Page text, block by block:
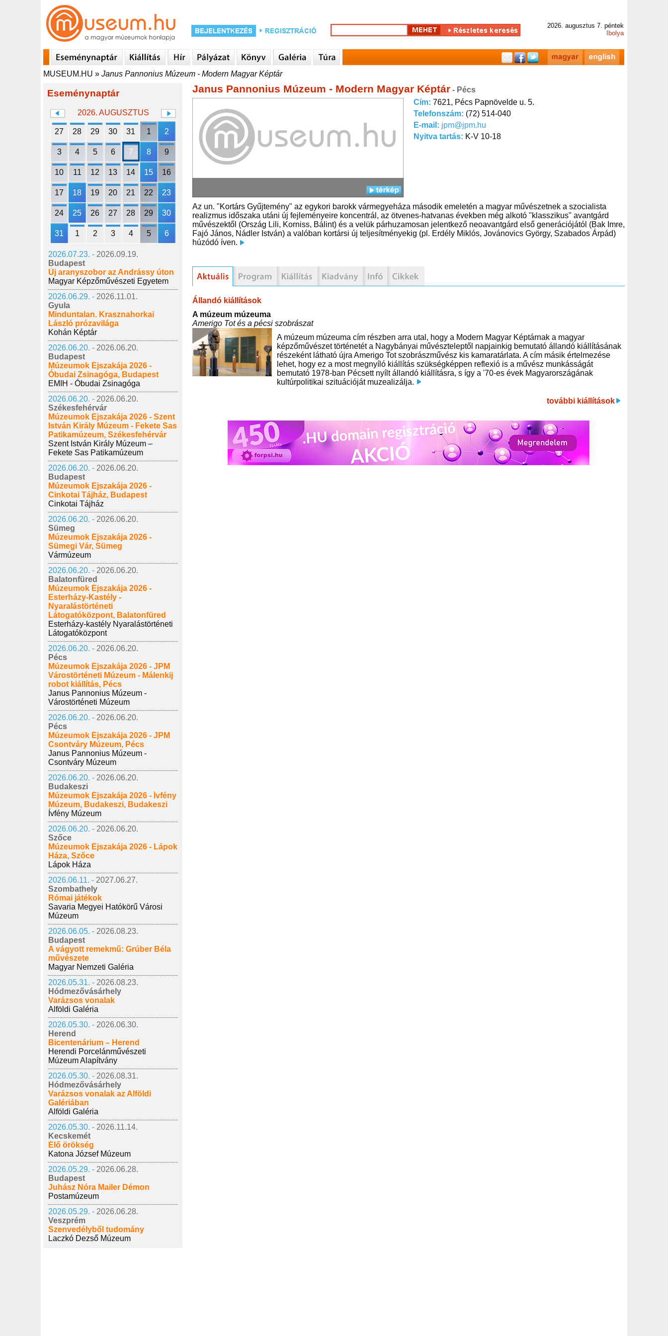
2026. augusztus 7. péntek
Ibolya
MUSEUM.HU » Janus Pannonius Múzeum - Modern Magyar Képtár
Eseménynaptár
2026. AUGUSZTUS
27 28 29 30 31 1 2
3 4 5 6 7 8 9
10 11 12 13 14 15 16
17 18 19 20 21 22 23
24 25 26 27 28 29 30
31 1 2 3 4 5 6
2026.07.23. - 2026.09.19.
Budapest
Új aranyszobor az Andrássy úton
Magyar Képzőművészeti Egyetem
2026.06.29. - 2026.11.01.
Gyula
Minduntalan. Krasznahorkai
László prózavilága
Kohán Képtár
2026.06.20. - 2026.06.20.
Budapest
Múzeumok Éjszakája 2026 -
Óbudai Zsinagóga, Budapest
EMIH - Óbudai Zsinagóga
2026.06.20. - 2026.06.20.
Székesfehérvár
Múzeumok Éjszakája 2026 - Szent
István Király Múzeum - Fekete Sas
Patikamúzeum, Székesfehérvár
Szent István Király Múzeum –
Fekete Sas Patikamúzeum
2026.06.20. - 2026.06.20.
Budapest
Múzeumok Éjszakája 2026 -
Cinkotai Tájház, Budapest
Cinkotai Tájház
2026.06.20. - 2026.06.20.
Sümeg
Múzeumok Éjszakája 2026 -
Sümegi Vár, Sümeg
Vármúzeum
2026.06.20. - 2026.06.20.
Balatonfüred
Múzeumok Éjszakája 2026 -
Esterházy-Kastély -
Nyaralástörténeti
Látogatóközpont, Balatonfüred
Esterházy-kastély Nyaralástörténeti
Látogatóközpont
2026.06.20. - 2026.06.20.
Pécs
Múzeumok Éjszakája 2026 - JPM
Várostörténeti Múzeum - Málenkij
robot kiállítás, Pécs
Janus Pannonius Múzeum -
Várostörténeti Múzeum
2026.06.20. - 2026.06.20.
Pécs
Múzeumok Éjszakája 2026 - JPM
Csontváry Múzeum, Pécs
Janus Pannonius Múzeum -
Csontváry Múzeum
2026.06.20. - 2026.06.20.
Budakeszi
Múzeumok Éjszakája 2026 - Ívfény
Múzeum, Budakeszi, Budakeszi
Ívfény Múzeum
2026.06.20. - 2026.06.20.
Szőce
Múzeumok Éjszakája 2026 - Lápok
Háza, Szőce
Lápok Háza
2026.06.11. - 2027.06.27.
Szombathely
Római játékok
Savaria Megyei Hatókörű Városi
Múzeum
2026.06.05. - 2026.08.23.
Budapest
A vágyott remekmű: Grúber Béla
művészete
Magyar Nemzeti Galéria
2026.05.31. - 2026.08.23.
Hódmezővásárhely
Varázsos vonalak
Alföldi Galéria
2026.05.30. - 2026.06.30.
Herend
Bicentenárium – Herend
Herendi Porcelánművészeti
Múzeum Alapítvány
2026.05.30. - 2026.08.31.
Hódmezővásárhely
Varázsos vonalak az Alföldi
Galériában
Alföldi Galéria
2026.05.30. - 2026.11.14.
Kecskemét
Élő örökség
Katona József Múzeum
2026.05.29. - 2026.06.28.
Budapest
Juhász Nóra Mailer Démon
Postamúzeum
2026.05.29. - 2026.06.28.
Veszprém
Szenvedélyből tudomány
Laczkó Dezső Múzeum
Janus Pannonius Múzeum - Modern Magyar Képtár - Pécs
Cím: 7621, Pécs Papnövelde u. 5.
Telefonszám: (72) 514-040
E-mail: jpm@jpm.hu
Nyitva tartás: K-V 10-18
Az un. "Kortárs Gyűjtemény" az egykori barokk vármegyeháza második emeletén a magyar művészetnek a szocialista
realizmus időszaka utáni új fejleményeire koncentrál, az ötvenes-hatvanas években még alkotó "klasszikus" avantgárd
művészektől (Ország Lili, Korniss, Bálint) és a velük párhuzamosan jelentkező neoavantgárd első generációjától (Bak Imre,
Fajó János, Nádler István) a valóban kortársi új teljesítményekig (pl. Erdély Miklós, Jovánovics György, Szabados Árpád)
húzódó íven.
Állandó kiállítások
A múzeum múzeuma
Amerigo Tot és a pécsi szobrászat
A múzeum múzeuma cím részben arra utal, hogy a Modern Magyar Képtárnak a magyar
képzőművészet történetét a Nagybányai művészteleptől napjainkig bemutató állandó kiállításának
részeként látható újra Amerigo Tot szobrászművész kis kamaratárlata. A cím másik értelmezése
lehet, hogy ez a most megnyíló kiállítás szükségképpen reflexió is a művész munkásságát
bemutató 1978-ban Pécsett nyílt állandó kiállításra, s így a '70-es évek Magyarországának
kultúrpolitikai szituációját muzealizálja.
további kiállítások